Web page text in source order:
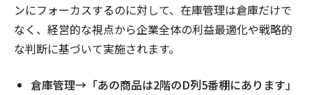
ンにフォーカスするのに対して、在庫管理は倉庫だけで
なく、経営的な視点から企業全体の利益最適化や戦略的
な判断に基づいて実施されます。
倉庫管理→「あの商品は2階のD列5番棚にあります」